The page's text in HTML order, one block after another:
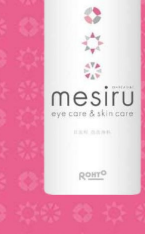
FEATURE
/ 特集トップ
COLUMNS/ コラム
/ ファション
SHOPS / ショップ情報
HOW TO / あれこれハウツー
CULTURE
/ カルチャ
MUSIC / 音楽
MOVIE/ 映画・
FOOD
HEALTH / ヘル